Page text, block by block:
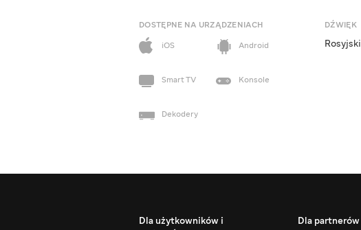
DOSTĘPNE NA URZĄDZENIACH
iOS
Android
Smart TV Konsole
Dekodery
DŹWIĘK
Rosyjski
Dla użytkowników i
Dla partnerów